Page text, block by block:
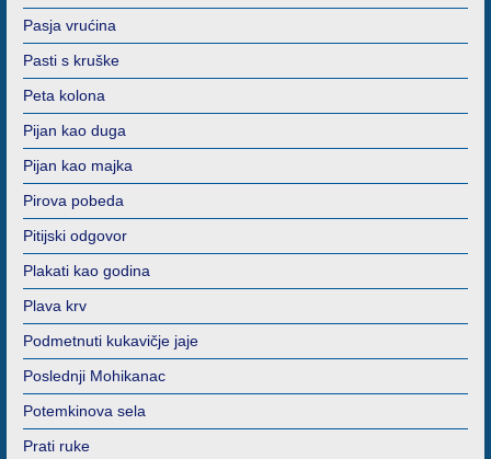
Pasja vrućina
Pasti s kruške
Peta kolona
Pijan kao duga
Pijan kao majka
Pirova pobeda
Pitijski odgovor
Plakati kao godina
Plava krv
Podmetnuti kukavičje jaje
Poslednji Mohikanac
Potemkinova sela
Prati ruke